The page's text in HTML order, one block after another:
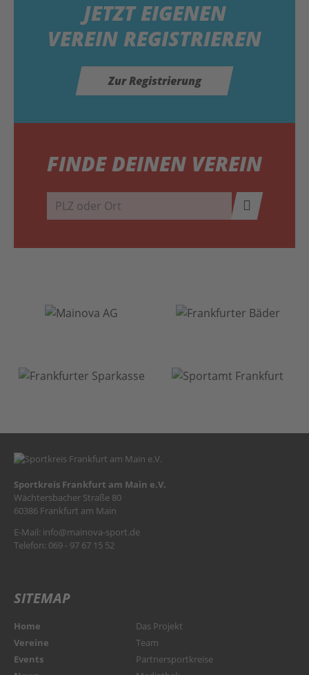
JETZTEIGENEN
VEREIN REGISTRIEREN
Zur Registrierung
FINDE DEINEN VEREIN
Sportkreis Frankfurt am Main e.V.
Wächtersbacher Straße 80
60386 Frankfurt am Main
E-Mail: info@mainova-sport.de
Telefon: 069 - 97 67 15 52
SITEMAP
Home
Vereine
Events
Das Projekt
Team
Partnersportkreise